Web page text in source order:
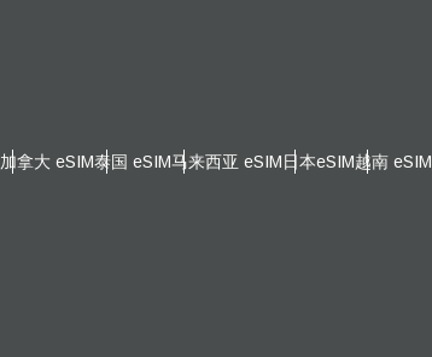
加拿大 eSIM泰国 eSIM马来西亚 eSIM日本eSIM越南 eSIM
简体中文